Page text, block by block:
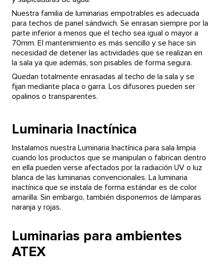
Nuestra familia de luminarias empotrables es adecuada
para techos de panel sándwich. Se enrasan siempre por la
parte inferior a menos que el techo sea igual o mayor a
70mm. El mantenimiento es más sencillo y se hace sin
necesidad de detener las actividades que se realizan en
la sala ya que además, son pisables de forma segura.
Quedan totalmente enrasadas al techo de la sala y se
fijan mediante placa o garra. Los difusores pueden ser
opalinos o transparentes.
Luminaria Inactínica
Instalamos nuestra Luminaria Inactínica para sala limpia
cuando los productos que se manipulan o fabrican dentro
en ella pueden verse afectados por la radiación UV o luz
blanca de las luminarias convencionales. La luminaria
inactínica que se instala de forma estándar es de color
amarilla. Sin embargo, también disponemos de lámparas
naranja y rojas.
Luminarias para ambientes
ATEX